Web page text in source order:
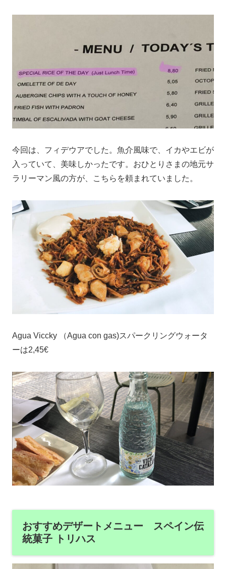
今回は、フィデウアでした。魚介風味で、イカやエビが
入っていて、美味しかったです。おひとりさまの地元サ
ラリーマン風の方が、こちらを頼まれていました。
Agua Viccky （Agua con gas)スパークリングウォータ
ーは2,45€
おすすめデザートメニュー スペイン伝
統菓子 トリハス